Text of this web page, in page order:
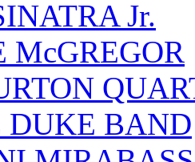
Jr.
McGREGOR
DUKE BAND